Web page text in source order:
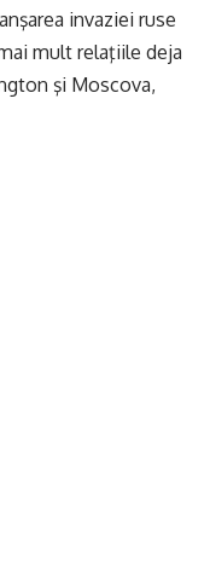
invaziei ruse
mult relaţiile deja
şi Moscova,